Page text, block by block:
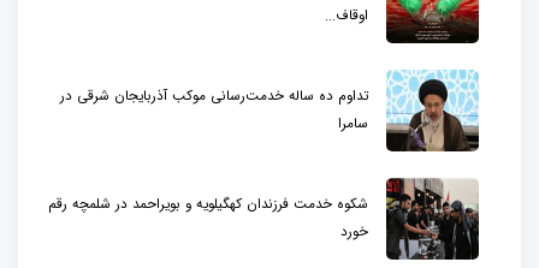
اوقاف...
تداوم ده ساله خدمت‌رسانی موکب آذربایجان شرقی در
سامرا
شکوه خدمت فرزندان کهگیلویه و بویراحمد در شلمچه رقم
خورد